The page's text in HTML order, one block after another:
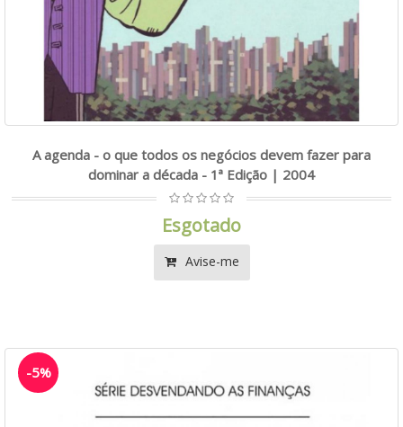
A agenda - o que todos os negócios devem fazer para
dominar a década - 1ª Edição | 2004
Esgotado
Avise-me
-5%